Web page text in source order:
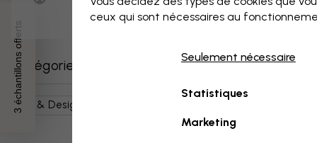
Catégories similaires
Art & Design
3 échantillons offerts
ceux qui sont nécessaires au
Seulement nécessaire
Statistiques
Marketing